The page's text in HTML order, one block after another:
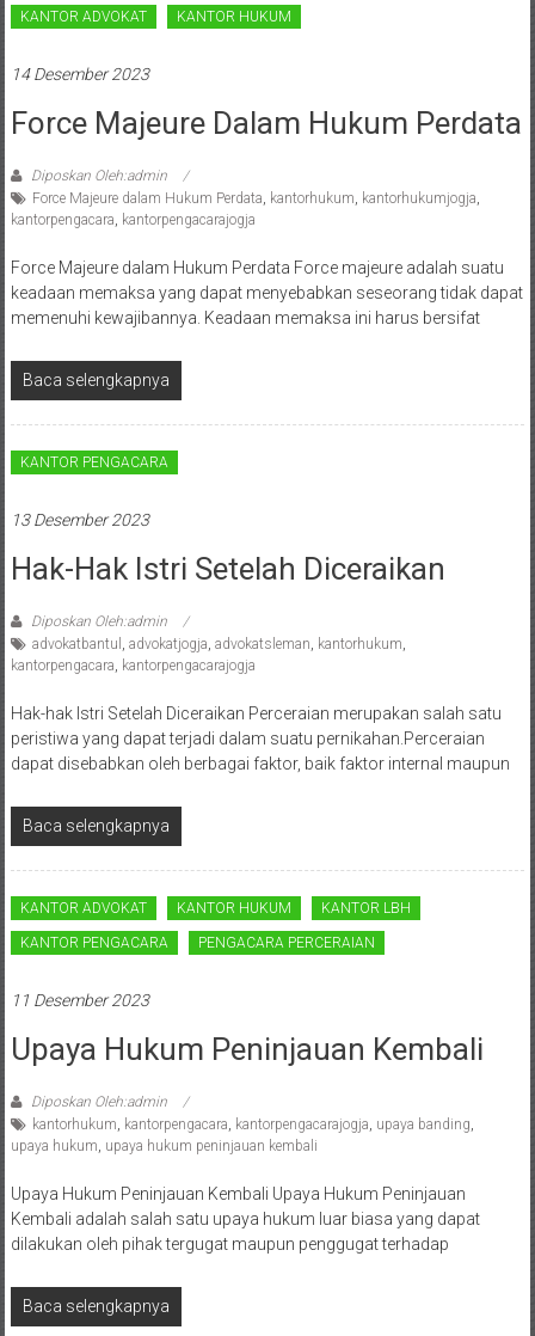
Wates,
Klaten,
Magelang,
Solo,
Semarang,
Jakarta,
Bali,
Surabaya,
Surakarta,
Sukoharjo,
Mungkid,
Purworejo,
Daerah
Istimewa
Yogyakarta,
Makassar,
Denpasar,
Salatiga,
Ungaran,
Pontianak,
Bandung,
Kendari,
Riau,
Pekanbaru,
Bengkulu,
Mukomuko,
KANTOR ADVOKAT KANTOR HUKUM
14 Desember 2023
Force Majeure Dalam Hukum Perdata
Diposkan Oleh:admin
Force Majeure dalam Hukum Perdata, kantorhukum, kantorhukumjogja,
kantorpengacara, kantorpengacarajogja
Force Majeure dalam Hukum Perdata Force majeure adalah suatu
keadaan memaksa yang dapat menyebabkan seseorang tidak dapat
memenuhi kewajibannya. Keadaan memaksa ini harus bersifat
Baca selengkapnya
KANTOR PENGACARA
13 Desember 2023
Hak-Hak Istri Setelah Diceraikan
Diposkan Oleh:admin
advokatbantul , advokatjogja, advokatsleman, kantorhukum,
kantorpengacara, kantorpengacarajogja
Hak-hak Istri Setelah Diceraikan Perceraian merupakan salah satu
peristiwa yang dapat terjadi dalam suatu pernikahan.Perceraian
dapat disebabkan oleh berbagai faktor, baik faktor internal maupun
Baca selengkapnya
KANTOR ADVOKAT KANTOR HUKUM KANTOR LBH
KANTOR PENGACARA PENGACARA PERCERAIAN
11 Desember 2023
Upaya Hukum Peninjauan Kembali
Diposkan Oleh:admin
kantorhukum, kantorpengacara, kantorpengacarajogja, upaya banding,
upaya hukum, upaya hukum peninjauan kembali
Upaya Hukum Peninjauan Kembali Upaya Hukum Peninjauan
Kembali adalah salah satu upaya hukum luar biasa yang dapat
dilakukan oleh pihak tergugat maupun penggugat terhadap
Baca selengkapnya